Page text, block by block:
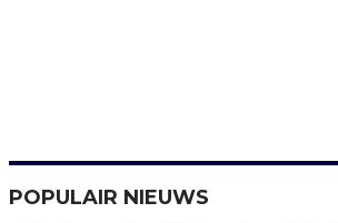
POPULAIR NIEUWS